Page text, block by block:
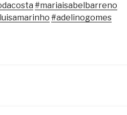
#mariaisabelbarreno
#adelinogomes